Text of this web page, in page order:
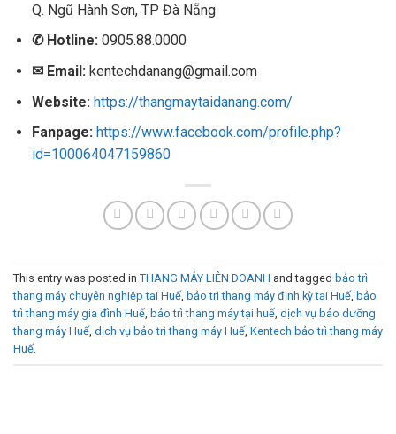
Q. Ngũ Hành Sơn, TP Đà Nẵng
✆Hotline:0905.88.0000
✉Email:kentechdanang@gmail.com
Website: https://thangmaytaidanang.com/
Fanpage: https://www.facebook.com/profile.php?
id=100064047159860
This entry was posted in THANG MÁY LIÊN DOANH and tagged bảo trì
thang máy chuyên nghiệp tại Huế, bảo trì thang máy định kỳ tại Huế, bảo
trì thang máy gia đình Huế, bảo trì thang máy tại huế, dịch vụ bảo dưỡng
thang máy Huế, dịch vụ bảo trì thang máy Huế, Kentech bảo trì thang máy
Huế.